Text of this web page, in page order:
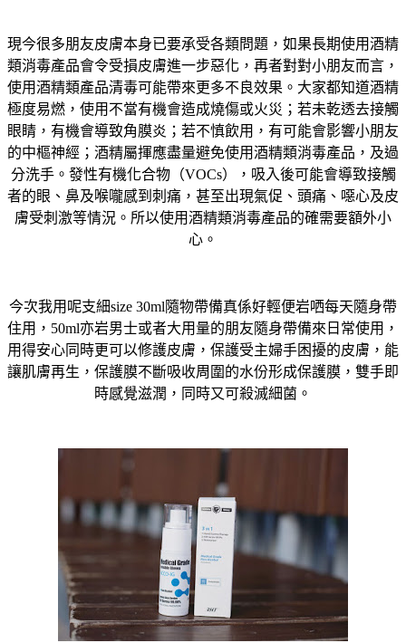
現今很多朋友皮膚本身已要承受各類問題，如果長期使用酒精
類消毒產品會令受損皮膚進一步惡化，再者對對小朋友而言，
使用酒精類產品清毒可能帶來更多不良效果。大家都知道酒精
極度易燃，使用不當有機會造成燒傷或火災；若未乾透去接觸
眼睛，有機會導致角膜炎；若不慎飲用，有可能會影響小朋友
的中樞神經；酒精屬揮應盡量避免使用酒精類消毒產品，及過
分洗手。發性有機化合物（VOCs），吸入後可能會導致接觸
者的眼、鼻及喉嚨感到刺痛，甚至出現氣促、頭痛、噁心及皮
膚受刺激等情況。所以使用酒精類消毒產品的確需要額外小
心。
今次我用呢支細size 30ml隨物帶備真係好輕便岩哂每天隨身帶
住用，50ml亦岩男士或者大用量的朋友隨身帶備來日常使用，
用得安心同時更可以修護皮膚，保護受主婦手困擾的皮膚，能
讓肌膚再生，保護膜不斷吸收周圍的水份形成保護膜，雙手即
時感覺滋潤，同時又可殺滅細菌。